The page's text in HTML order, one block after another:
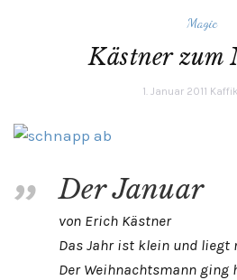
Magic
Kästner zum
1. Januar 2011
Der Januar
von Erich Kästner
Das Jahr ist klein und liegt
Der Weihnachtsmann ging